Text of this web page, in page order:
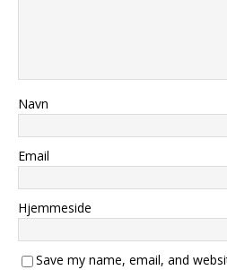
Navn
Email
Hjemmeside
Save my name, email, and